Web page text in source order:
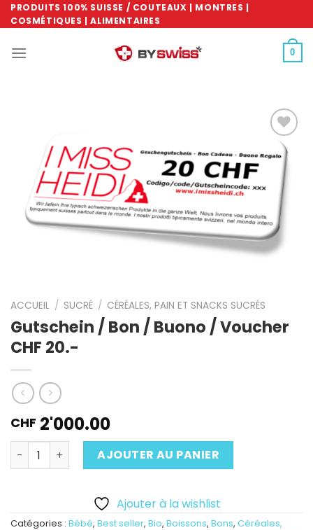
Skip
to
PRODUITS 100% SUISSE / COUTEAUX | MONTRES |
COSMÉTIQUES | ALIMENTAIRES
0
Ajouter
à la
wishlist
ACCUEIL / SUCRÉ / CÉRÉALES, PAIN ET SNACKS SUCRÉS
Gutschein / Bon / Buono / Voucher
CHF 20.-
CHF 2'000.00
Quantité AJOUTER AU PANIER
Ajouter à la wishlist
Catégories : Bébé, Best seller, Bio, Boissons, Bons, Céréales,